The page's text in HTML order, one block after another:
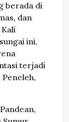
berada di
dan
ini,
terjadi